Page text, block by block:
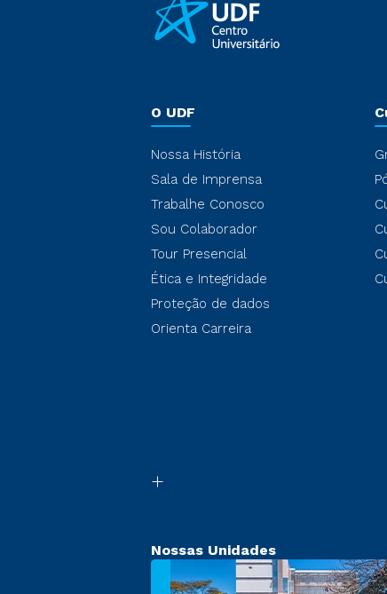
O UDF
Nossa História
Sala de Imprensa
Trabalhe Conosco
Sou Colaborador
Tour Presencial
Ética e Integridade
Proteção de dados
Orienta Carreira
Nossas Unidades